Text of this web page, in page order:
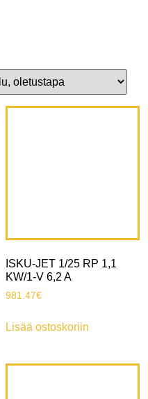
ISKU-JET 1/25 RP 1,1
KW/1-V 6,2 A
981.47€
Lisää ostoskoriin